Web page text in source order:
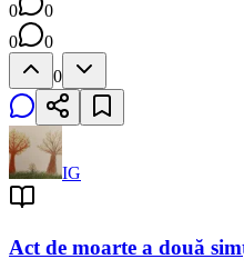
0
0
0
0
0
IG
Act de moarte a două